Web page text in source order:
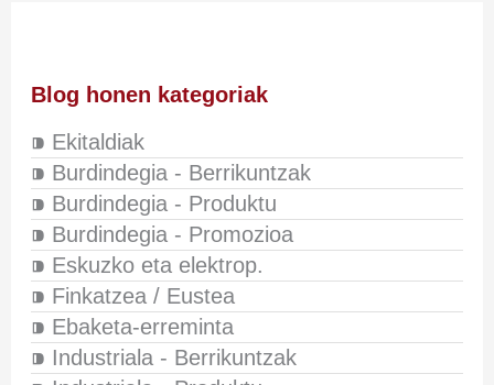
Blog honen kategoriak
⁍ Ekitaldiak
⁍ Burdindegia - Berrikuntzak
⁍ Burdindegia - Produktu
⁍ Burdindegia - Promozioa
⁍ Eskuzko eta elektrop.
⁍ Finkatzea / Eustea
⁍ Ebaketa-erreminta
⁍ Industriala - Berrikuntzak